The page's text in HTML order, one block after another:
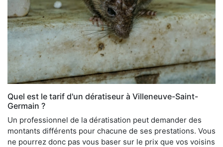
Quel est le tarif d'un dératiseur à Villeneuve-Saint-
Germain ?
Un professionnel de la dératisation peut demander des
montants différents pour chacune de ses prestations. Vous
ne pourrez donc pas vous baser sur le prix que vos voisins